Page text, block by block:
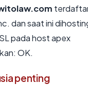
dan saat ini
pada host apex
OK.
penting